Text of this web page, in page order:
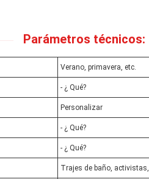
Parámetros técnicos:
Verano, primavera, etc.
- ¿ Qué?
Personalizar
- ¿ Qué?
- ¿ Qué?
Trajes de baño,